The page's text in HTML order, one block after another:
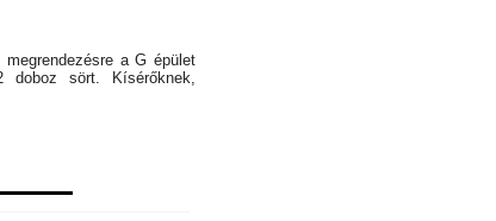
a G épület
sört. Kísérőknek,